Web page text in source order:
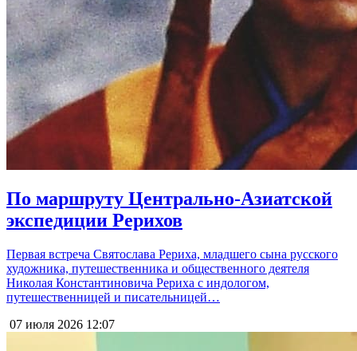
По маршруту Центрально-Азиатской
экспедиции Рерихов
Первая встреча Святослава Рериха, младшего сына русского
художника, путешественника и общественного деятеля
Николая Константиновича Рериха с индологом,
путешественницей и писательницей…
07 июля 2026 12:07